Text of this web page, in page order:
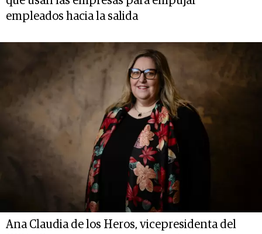
empleados hacia la salida
Ana Claudia de los Heros, vicepresidenta del